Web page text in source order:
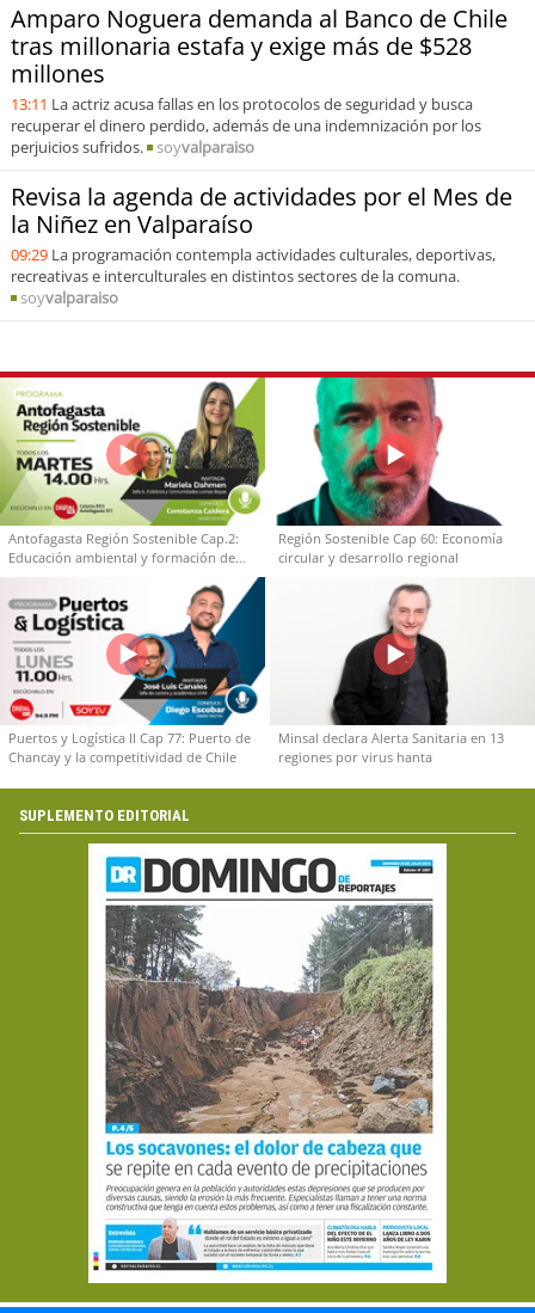
Amparo Noguera demanda al Banco de Chile
tras millonaria estafa y exige más de $528
millones
13:11 La actriz acusa fallas en los protocolos de seguridad y busca
recuperar el dinero perdido, además de una indemnización por los
perjuicios sufridos.
soyvalparaiso
Revisa la agenda de actividades por el Mes de
la Niñez en Valparaíso
09:29 La programación contempla actividades culturales, deportivas,
recreativas e interculturales en distintos sectores de la comuna.
soyvalparaiso
Antofagasta Región Sostenible Cap.2:
Educación ambiental y formación de
capacidades técnicas
Región Sostenible Cap 60: Economía
circular y desarrollo regional
Puertos y Logística II Cap 77: Puerto de
Chancay y la competitividad de Chile
Minsal declara Alerta Sanitaria en 13
regiones por virus hanta
SUPLEMENTO EDITORIAL